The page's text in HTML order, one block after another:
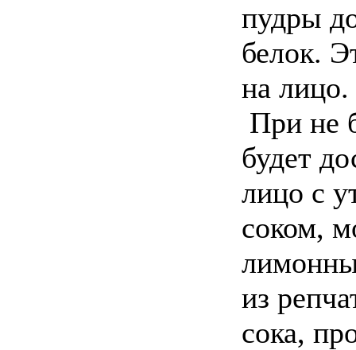
пудры
белок.
на лицо.
При не
будет
лицо с
соком,
из
сока,